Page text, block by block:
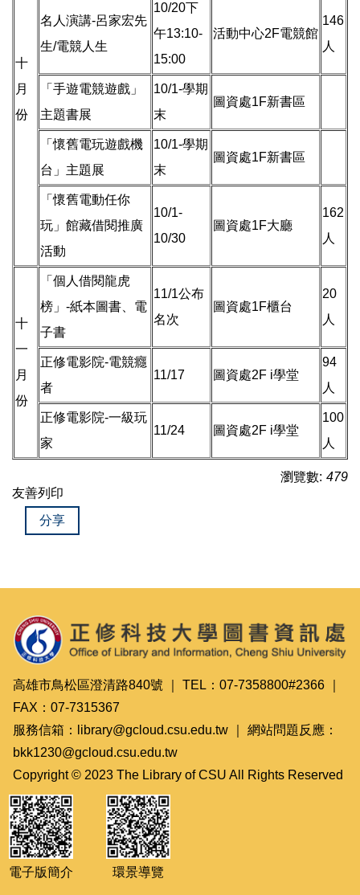
十
月
份
名人演講-呂家宏先
生/電競人生
10/20下
午13:10-
15:00
活動中心2F電競館
146
人
「手遊電競遊戲」
主題書展
10/1-學期
末
圖資處1F新書區
「懷舊電玩遊戲機
台」主題展
10/1-學期
末
圖資處1F新書區
「懷舊電動任你
玩」館藏借閱推廣
活動
10/1-
10/30
圖資處1F大廳
162
人
十
一
月
份
「個人借閱龍虎
榜」-紙本圖書、電
子書
11/1公布
名次
圖資處1F櫃台
20
人
正修電影院-電競癮
者
11/17 圖資處2F i學堂
94
人
正修電影院-一級玩
家
11/24 圖資處2F i學堂
100
人
瀏覽數: 479
友善列印
分享
高雄市鳥松區澄清路840號 ｜ TEL：07-7358800#2366 ｜
FAX：07-7315367
服務信箱：library@gcloud.csu.edu.tw ｜ 網站問題反應：
bkk1230@gcloud.csu.edu.tw
Copyright © 2023 The Library of CSU All Rights Reserved
電子版簡介 環景導覽